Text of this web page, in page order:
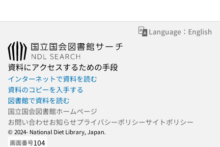
Language：English
資料にアクセスするための手段
インターネットで資料を読む
資料のコピーを入手する
図書館で資料を読む
国立国会図書館ホームページ
お問い合わせお知らせプライバシーポリシーサイトポリシー
© 2024- National Diet Library, Japan.
画面番号104